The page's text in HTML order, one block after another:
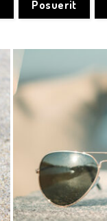
Posuerit